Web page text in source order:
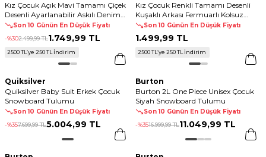
Kız Çocuk Açık Mavi Tamamı Çiçek
Desenli Ayarlanabilir Askılı Denim
Tulum Elbise
Son 10 Günün En Düşük Fiyatı
-%302.499,99 TL1.749,99 TL
2500 TL’ye 250 TL İndirim
Kız Çocuk Renkli Tamamı Desenli
Kuşaklı Arkası Fermuarlı Kolsuz
Tulum
Son 10 Günün En Düşük Fiyatı
1.499,99 TL
2500 TL’ye 250 TL İndirim
Quiksilver
Quiksilver Baby Suit Erkek Çocuk
Snowboard Tulumu
Son 10 Günün En Düşük Fiyatı
-%357.699,99 TL5.004,99 TL
Burton
Burton 2L One Piece Unisex Çocuk
Siyah Snowboard Tulumu
Son 10 Günün En Düşük Fiyatı
-%3516.999,99 TL11.049,99 TL